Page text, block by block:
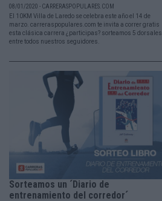
08/01/2020 - CARRERASPOPULARES.COM
El 10KM Villa de Laredo se celebra este año el 14 de
marzo. carreraspopulares.com te invita a correr gratis
esta clásica carrera ¿participas? sorteamos 5 dorsales
entre todos nuestros seguidores.
Sorteamos un ´Diario de
entrenamiento del corredor´